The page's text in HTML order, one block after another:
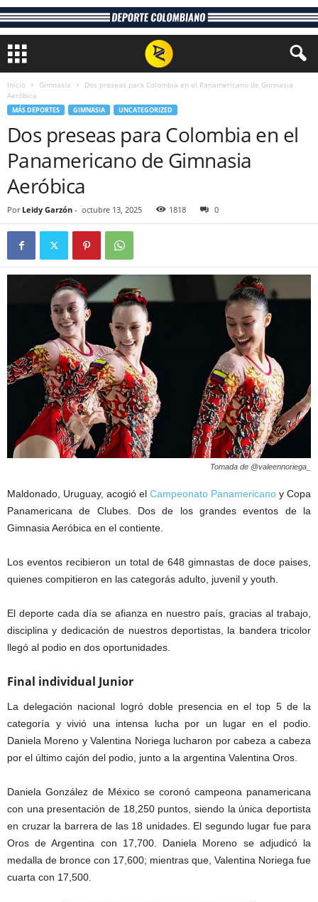
Inicio Gimnasia
Dos preseas para Colombia en el Panamericano de Gimnasia
Aeróbica
MÁS DEPORTES GIMNASIA UNCATEGORIZED
Dos preseas para Colombia en el
Panamericano de Gimnasia
Aeróbica
Por Leidy Garzón - octubre 13, 2025 1818 0
Tomada de @valeennoriega_
Maldonado, Uruguay, acogió el Campeonato Panamericano y Copa
Panamericana de Clubes. Dos de los grandes eventos de la
Gimnasia Aeróbica en el contiente.
Los eventos recibieron un total de 648 gimnastas de doce paises,
quienes compitieron en las categorás adulto, juvenil y youth.
El deporte cada día se afianza en nuestro país, gracias al trabajo,
disciplina y dedicación de nuestros deportistas, la bandera tricolor
llegó al podio en dos oportunidades.
Final individual Junior
La delegación nacional logró doble presencia en el top 5 de la
categoría y vivió una intensa lucha por un lugar en el podio.
Daniela Moreno y Valentina Noriega lucharon por cabeza a cabeza
por el último cajón del podio, junto a la argentina Valentina Oros.
Daniela González de México se coronó campeona panamericana
con una presentación de 18,250 puntos, siendo la única deportista
en cruzar la barrera de las 18 unidades. El segundo lugar fue para
Oros de Argentina con 17,700. Daniela Moreno se adjudicó la
medalla de bronce con 17,600; mientras que, Valentina Noriega fue
cuarta con 17,500.